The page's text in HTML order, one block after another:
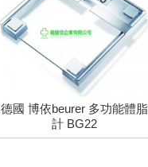
德國 博依beurer 多功能體脂
計 BG22